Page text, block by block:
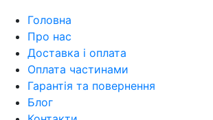
Головна
Про нас
Доставка і оплата
Оплата частинами
Гарантія та повернення
Блог